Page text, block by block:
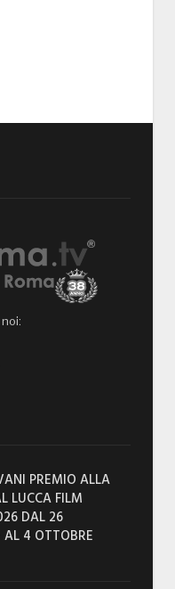
PREMIO ALLA
LUCCA FILM
DAL 26
AL 4 OTTOBRE